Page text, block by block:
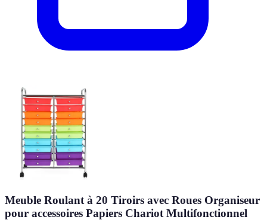
Meuble Roulant à 20 Tiroirs avec Roues Organiseur
pour accessoires Papiers Chariot Multifonctionnel